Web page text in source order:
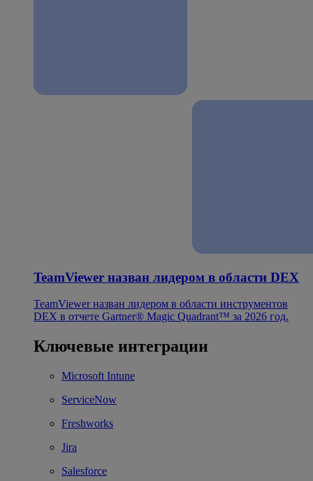
TeamViewer назван лидером в области DEX
TeamViewer назван лидером в области инструментов
DEX в отчете Gartner® Magic Quadrant™ за 2026 год.
Ключевые интеграции
Microsoft Intune
ServiceNow
Freshworks
Jira
Salesforce